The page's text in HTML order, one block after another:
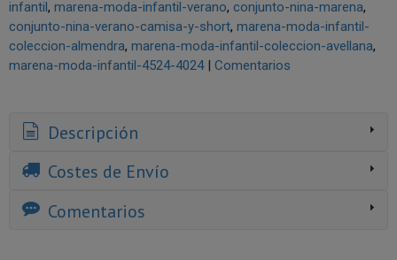
infantil marena-moda-infantil-verano conjunto-nina-marena
conjunto-nina-verano-camisa-y-short marena-moda-infantil-
coleccion-almendra marena-moda-infantil-coleccion-avellana
marena-moda-infantil-4524-4024 | Comentarios
Descripción
Costes de Envío
Comentarios